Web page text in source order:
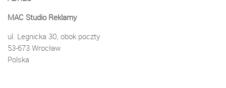
MAC Studio Reklamy
ul. Legnicka 30, obok poczty
53-673 Wrocław
Polska